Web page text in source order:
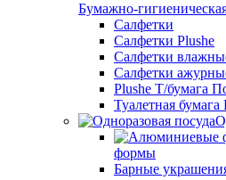
Бумажно-
Салфетки
Салфетки Plushe
Салфетки
Салфетки
Plushe Т/бумага
Туалетная
формы
Барные